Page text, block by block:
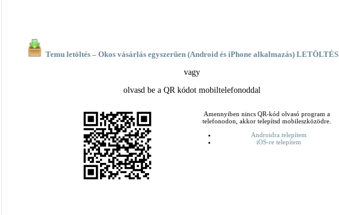
Temu letöltés – Okos vásárlás egyszerűen (Android és iPhone alkalmazás) LETÖLTÉS
vagy
olvasd be a QR kódot mobiltelefonoddal
Amennyiben nincs QR-kód olvasó program a
telefonodon, akkor telepítsd mobileszközödre.
Androidra telepítem
iOS-re telepítem